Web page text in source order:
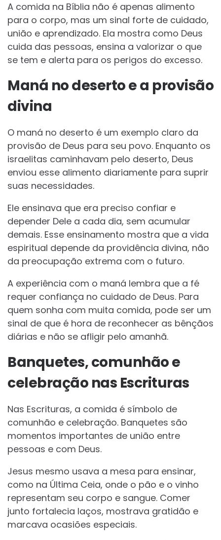
A comida na Bíblia não é apenas alimento
para o corpo, mas um sinal forte de cuidado,
união e aprendizado. Ela mostra como Deus
cuida das pessoas, ensina a valorizar o que
se tem e alerta para os perigos do excesso.
Maná no deserto e a provisão
divina
O maná no deserto é um exemplo claro da
provisão de Deus para seu povo. Enquanto os
israelitas caminhavam pelo deserto, Deus
enviou esse alimento diariamente para suprir
suas necessidades.
Ele ensinava que era preciso confiar e
depender Dele a cada dia, sem acumular
demais. Esse ensinamento mostra que a vida
espiritual depende da providência divina, não
da preocupação extrema com o futuro.
A experiência com o maná lembra que a fé
requer confiança no cuidado de Deus. Para
quem sonha com muita comida, pode ser um
sinal de que é hora de reconhecer as bênçãos
diárias e não se afligir pelo amanhã.
Banquetes, comunhão e
celebração nas Escrituras
Nas Escrituras, a comida é símbolo de
comunhão e celebração. Banquetes são
momentos importantes de união entre
pessoas e com Deus.
Jesus mesmo usava a mesa para ensinar,
como na Última Ceia, onde o pão e o vinho
representam seu corpo e sangue. Comer
junto fortalecia laços, mostrava gratidão e
marcava ocasiões especiais.